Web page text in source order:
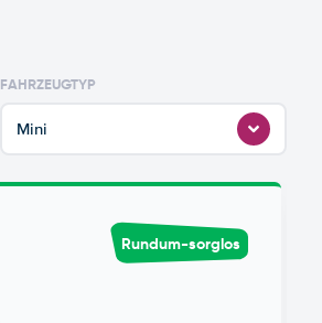
FAHRZEUGTYP
Mini
Rundum-sorglos